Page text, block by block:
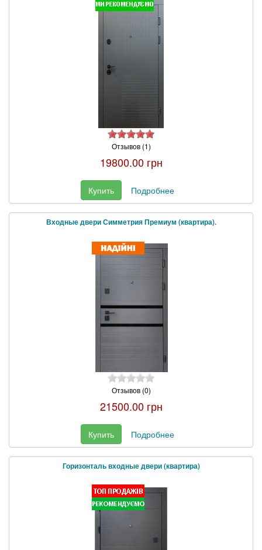
Отзывов (1)
19800.00 грн
Купить Подробнее
Входные двери Симметрия Премиум (квартира).
Отзывов (0)
21500.00 грн
Купить Подробнее
Горизонталь входные двери (квартира)